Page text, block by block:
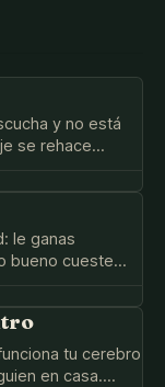
y no está
se rehace
le ganas
bueno cueste
tu cerebro
en casa.